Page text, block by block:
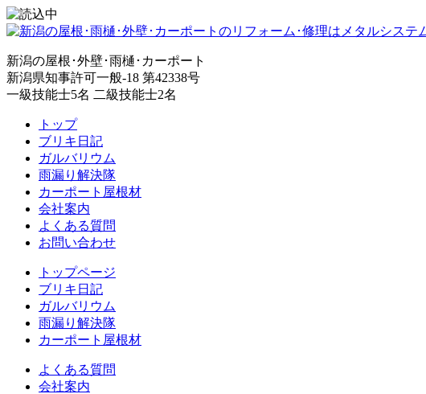
新潟の屋根･外壁･雨樋･カーポート
新潟県知事許可一般-18 第42338号
一級技能士5名 二級技能士2名
トップ
ブリキ日記
ガルバリウム
雨漏り解決隊
カーポート屋根材
会社案内
よくある質問
お問い合わせ
トップページ
ブリキ日記
ガルバリウム
雨漏り解決隊
カーポート屋根材
よくある質問
会社案内